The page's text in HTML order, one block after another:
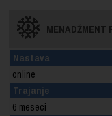
MENADŽMENT
Nastava
online
Trajanje
6 meseci